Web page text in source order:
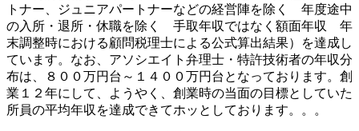
トナー、ジュニアパートナーなどの経営陣を除く 年度途中
の入所・退所・休職を除く 手取年収ではなく額面年収 年
末調整時における顧問税理士による公式算出結果）を達成し
ています。なお、アソシエイト弁理士・特許技術者の年収分
布は、８００万円台～１４００万円台となっております。創
業１２年にして、ようやく、創業時の当面の目標としていた
所員の平均年収を達成できてホッとしております。。。